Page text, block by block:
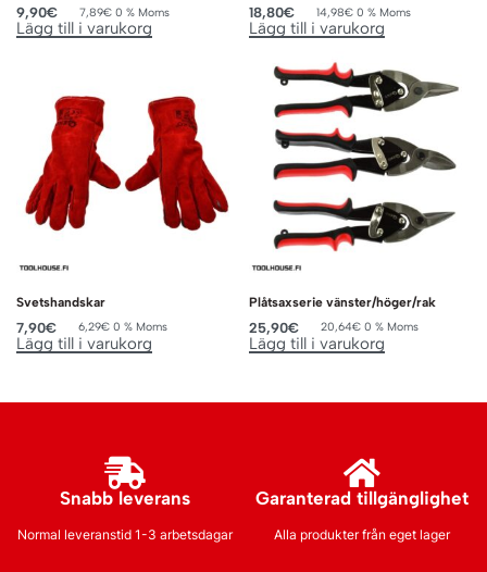
9,90€ 7,89€ 0 % Moms
Lägg till i varukorg
18,80€ 14,98€ 0 % Moms
Lägg till i varukorg
Svetshandskar
7,90€ 6,29€ 0 % Moms
Lägg till i varukorg
Plåtsaxserie vänster/höger/rak
25,90€ 20,64€ 0 % Moms
Lägg till i varukorg
Snabb leverans
Normal leveranstid 1-3 arbetsdagar
Garanterad tillgänglighet
Alla produkter från eget lager